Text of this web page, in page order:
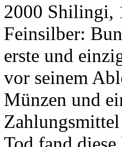
2000 Shilingi,
Feinsilber:
erste und
vor seinem
Münzen und